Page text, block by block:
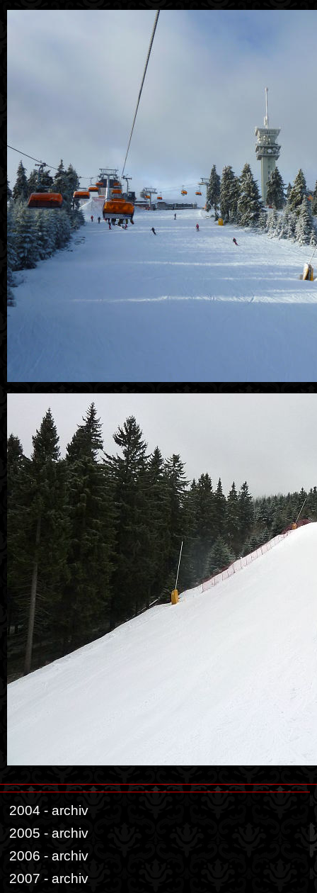
2004 - archiv
2005 - archiv
2006 - archiv
2007 - archiv